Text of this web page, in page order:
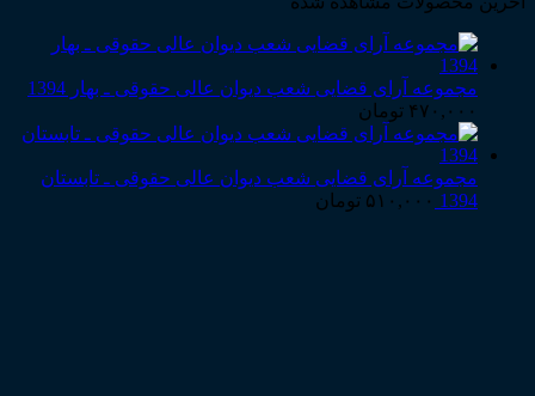
مجموعه آرای قضایی شعب دیوان عالی حقوقی ـ بهار 1394
۴۷۰,۰۰۰ تومان
مجموعه آرای قضایی شعب دیوان عالی حقوقی ـ تابستان
1394 ۵۱۰,۰۰۰ تومان